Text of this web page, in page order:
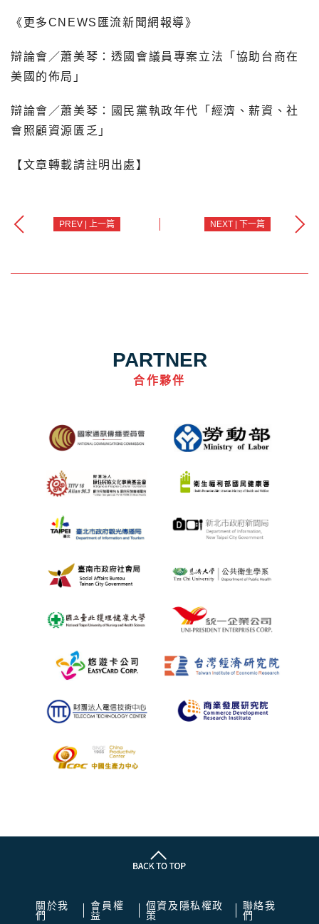
《更多CNEWS匯流新聞網報導》
辯論會／蕭美琴：透國會議員專案立法「協助台商在
美國的佈局」
辯論會／蕭美琴：國民黨執政年代「經濟、薪資、社
會照顧資源匱乏」
【文章轉載請註明出處】
PREV | 上一篇 NEXT | 下一篇
PARTNER
合作夥伴
關於我
們
會員權
益
個資及隱私權政
策
聯絡我
們